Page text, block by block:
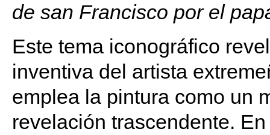
de san Francisco por el
Este tema iconográfico
inventiva del artista
emplea la pintura como un
revelación trascendente.